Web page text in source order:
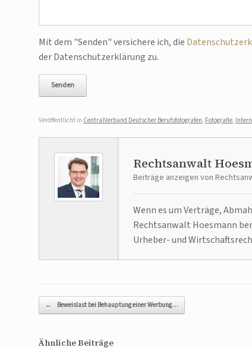
Bitte lasse dieses Feld leer.
Mit dem "Senden" versichere ich, die
der Datenschutzerklärung zu.
Veröffentlicht in CentralVerband Deutscher Berufsfotografen, Fotografie,
Rechtsanwalt
Beiträge anzeigen von
Wenn es um Verträge,
Rechtsanwalt Hoesmann
Urheber- und
Beitragsnavigation
← Beweislast bei Behauptung einer Werbung…
Ähnliche Beiträge